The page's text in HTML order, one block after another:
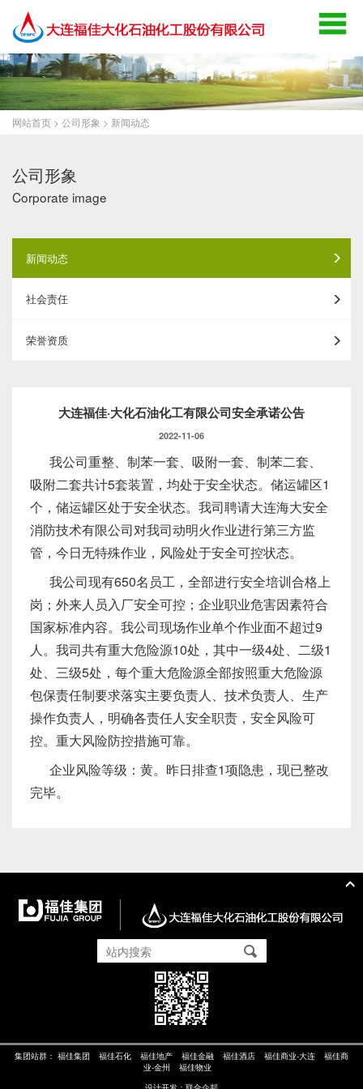
网站首页 > 公司形象 > 新闻动态
公司形象
Corporate image
新闻动态
社会责任
荣誉资质
大连福佳·大化石油化工有限公司安全承诺公告
2022-11-06
我公司重整、制苯一套、吸附一套、制苯二套、
吸附二套共计5套装置，均处于安全状态。储运罐区1
个，储运罐区处于安全状态。我司聘请大连海大安全
消防技术有限公司对我司动明火作业进行第三方监
管，今日无特殊作业，风险处于安全可控状态。
我公司现有650名员工，全部进行安全培训合格上
岗；外来人员入厂安全可控；企业职业危害因素符合
国家标准内容。我公司现场作业单个作业面不超过9
人。我司共有重大危险源10处，其中一级4处、二级1
处、三级5处，每个重大危险源全部按照重大危险源
包保责任制要求落实主要负责人、技术负责人、生产
操作负责人，明确各责任人安全职责，安全风险可
控。重大风险防控措施可靠。
企业风险等级：黄。昨日排查1项隐患，现已整改
完毕。
集团站群： 福佳集团 福佳石化 福佳地产 福佳金融 福佳酒店 福佳商业-大连
福佳商
业-金州
福佳物业